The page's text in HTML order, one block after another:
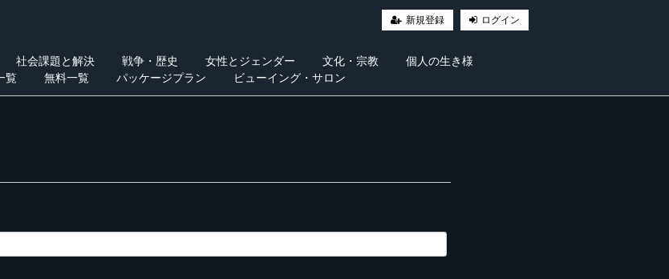
新規登録 ログイン
社会課題と解決 戦争・歴史 女性とジェンダー 文化・宗教
個人の生き様
覧 無料一覧 パッケージプラン ビューイング・サロン